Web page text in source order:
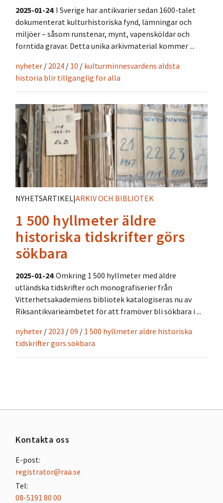
2025-01-24 I Sverige har antikvarier sedan 1600-talet
dokumenterat kulturhistoriska fynd, lämningar och
miljöer – såsom runstenar, mynt, vapensköldar och
forntida gravar. Detta unika arkivmaterial kommer ...
nyheter / 2024 / 10 / kulturminnesvardens aldsta
historia blir tillganglig for alla
NYHETSARTIKEL|ARKIV OCH BIBLIOTEK
1 500 hyllmeter äldre
historiska tidskrifter görs
sökbara
2025-01-24 Omkring 1 500 hyllmeter med äldre
utländska tidskrifter och monografiserier från
Vitterhetsakademiens bibliotek katalogiseras nu av
Riksantikvarieämbetet för att framöver bli sökbara i ...
nyheter / 2023 /09 / 1 500 hyllmeter aldre historiska
tidskrifter gors sokbara
Kontakta oss
E-post:
registrator@raa.se
Tel:
08-5191 80 00